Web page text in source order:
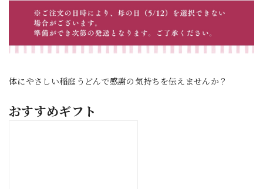
体にやさしい稲庭うどんで感謝の気持ちを伝えませんか？
おすすめギフト